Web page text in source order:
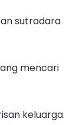
sutradara
mencari
keluarga.